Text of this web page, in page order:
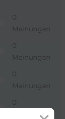
0
Meinungen
0
Meinungen
0
Meinungen
0
Meinungen